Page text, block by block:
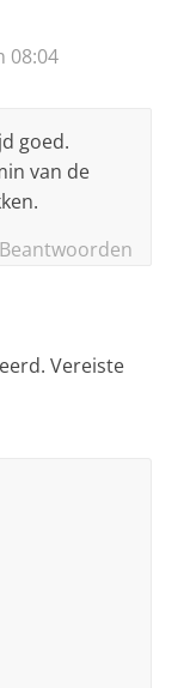
08:04
goed.
van de
Beantwoorden
Vereiste